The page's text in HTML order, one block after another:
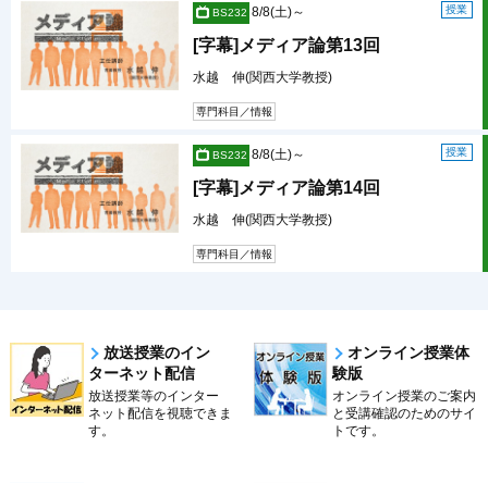
BS232 授業
8/8(土)～
[字幕]メディア論第13回
水越 伸(関西大学教授)
専門科目／情報
BS232 授業
8/8(土)～
[字幕]メディア論第14回
水越 伸(関西大学教授)
専門科目／情報
放送授業のイン
ターネット配信
放送授業等のインター
ネット配信を視聴できま
す。
オンライン授業体
験版
オンライン授業のご案内
と受講確認のためのサイ
トです。